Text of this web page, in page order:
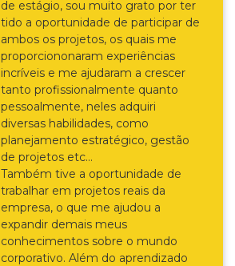
de estágio, sou muito grato por ter
tido a oportunidade de participar de
ambos os projetos, os quais me
proporciononaram experiências
incríveis e me ajudaram a crescer
tanto profissionalmente quanto
pessoalmente, neles adquiri
diversas habilidades, como
planejamento estratégico, gestão
de projetos etc…
Também tive a oportunidade de
trabalhar em projetos reais da
empresa, o que me ajudou a
expandir demais meus
conhecimentos sobre o mundo
corporativo. Além do aprendizado